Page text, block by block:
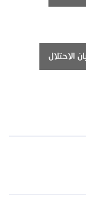
الاحتلال